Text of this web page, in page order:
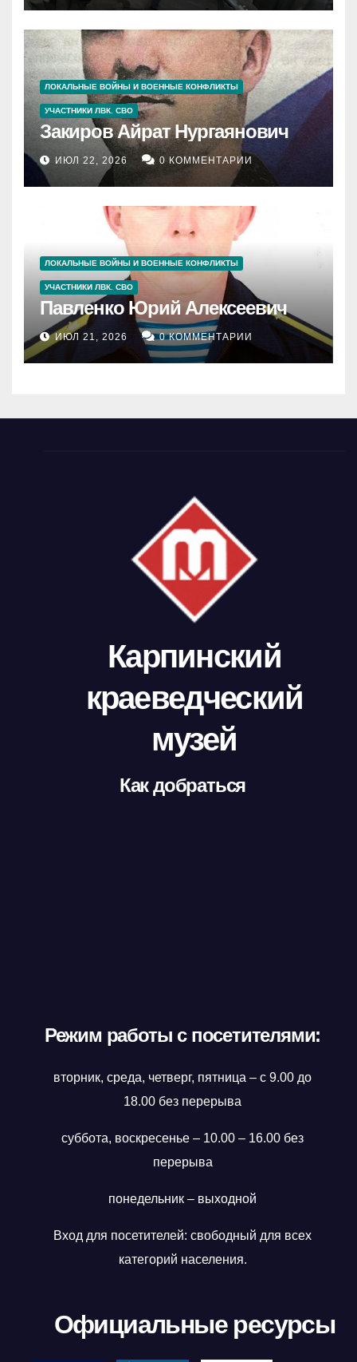
ЛОКАЛЬНЫЕ ВОЙНЫ И ВОЕННЫЕ КОНФЛИКТЫ
УЧАСТНИКИ ЛВК. СВО
Закиров Айрат Нургаянович
ИЮЛ 22, 2026 0 КОММЕНТАРИИ
ЛОКАЛЬНЫЕ ВОЙНЫ И ВОЕННЫЕ КОНФЛИКТЫ
УЧАСТНИКИ ЛВК. СВО
Павленко Юрий Алексеевич
ИЮЛ 21, 2026 0 КОММЕНТАРИИ
Карпинский
краеведческий
музей
Как добраться
Режим работы с посетителями:
вторник, среда, четверг, пятница – с 9.00 до
18.00 без перерыва
суббота, воскресенье – 10.00 – 16.00 без
перерыва
понедельник – выходной
Вход для посетителей: свободный для всех
категорий населения.
Официальные ресурсы